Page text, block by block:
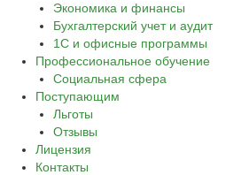
Экономика и финансы
Бухгалтерский учет и аудит
1С и офисные программы
Профессиональное обучение
Социальная сфера
Поступающим
Льготы
Отзывы
Лицензия
Контакты